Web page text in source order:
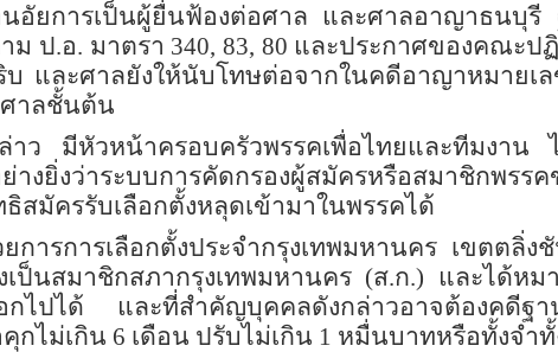
นอัยการเป็นผู้ยื่นฟ้องต่อศาล และศาลอาญาธนบุ
ม ป.อ. มาตรา 340,83, 80 และประกาศของคณะป
และศาลยังให้นับโทษต่อจากในคดีอาญาหมายเ
าลชั้นต้น
าว มีหัวหน้าครอบครัวพรรคเพื่อไทยและทีมงาน
งยิ่งว่าระบบการคัดกรองผู้สมัครหรือสมาชิกพรร
มัครรับเลือกตั้งหลุดเข้ามาในพรรคได้
การการเลือกตั้งประจำกรุงเทพมหานคร เขตตลิ่
เป็นสมาชิกสภากรุงเทพมหานคร (ส.ก.) และได้ห
กไปได้ และที่สำคัญบุคคลดังกล่าวอาจต้องคดีฐา
กไม่เกิน 6 เดือน ปรับไม่เกิน 1 หมื่นบาทหรือทั้งจำ